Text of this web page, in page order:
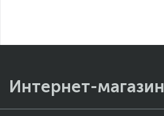
Интернет-магазин